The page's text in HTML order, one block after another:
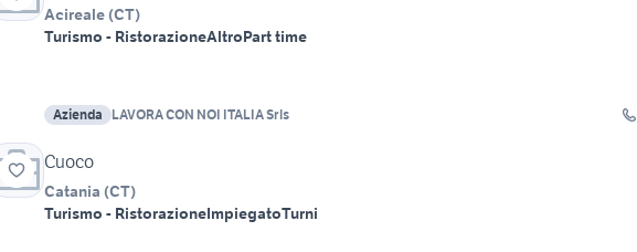
Acireale (CT)
Turismo - RistorazioneAltroPart time
Azienda LAVORA CON NOI ITALIA Srls
Cuoco
Catania (CT)
Turismo - RistorazioneImpiegatoTurni